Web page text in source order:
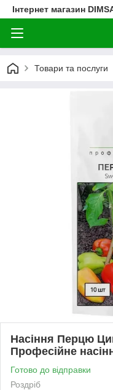
Інтернет магазин
Товари та послуги
Насіння Перцю
Професійне
Готово до відправки
Роздріб